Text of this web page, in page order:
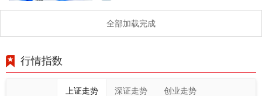
效应背
全部加载完成
行情指数
上证走势 深证走势 创业走势